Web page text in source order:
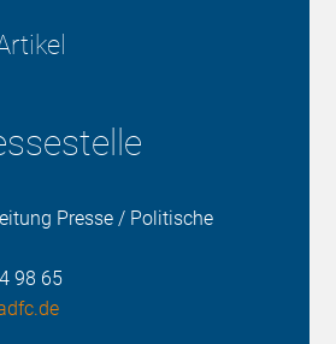
Presse / Politische
98 65